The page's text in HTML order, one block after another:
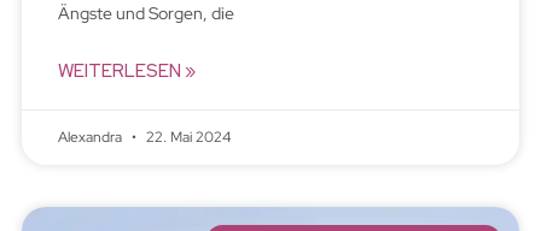
Ängste und Sorgen, die
WEITERLESEN »
Alexandra 22. Mai 2024